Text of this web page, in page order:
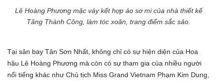
Lê Hoàng Phương mặc váy kết hợp áo sơ mi của nhà thiết kế
Tăng Thành Công, làm tóc xoăn, trang điểm sắc sảo.
Tại sân bay Tân Sơn Nhất, không chỉ có sự hiện diện của Hoa
hậu Lê Hoàng Phương mà còn có sự tham gia của nhiều người
nổi tiếng khác như Chủ tịch Miss Grand Vietnam Phạm Kim Dung,